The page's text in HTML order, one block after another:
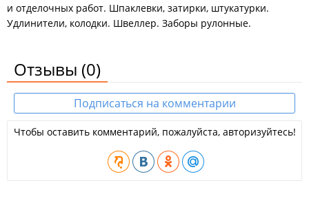
и отделочных работ. Шпаклевки, затирки, штукатурки.
Удлинители, колодки. Швеллер. Заборы рулонные.
Отзывы (0)
Подписаться на комментарии
Чтобы оставить комментарий, пожалуйста, авторизуйтесь!